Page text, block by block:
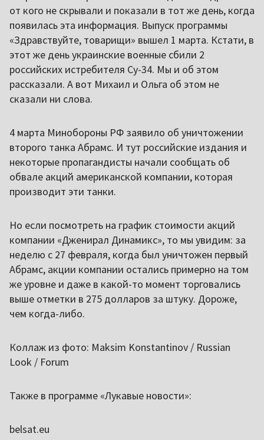
от кого не скрывали и показали в тот же день, когда
появилась эта информация. Выпуск программы
«Здравствуйте, товарищи» вышел 1 марта. Кстати, в
этот же день украинские военные сбили 2
российских истребителя Су-34. Мы и об этом
рассказали. А вот Михаил и Ольга об этом не
сказали ни слова.
4 марта Минобороны РФ заявило об уничтожении
второго танка Абрамс. И тут российские издания и
некоторые пропагандисты начали сообщать об
обвале акций американской компании, которая
производит эти танки.
Но если посмотреть на график стоимости акций
компании «Дженирал Динамикс», то мы увидим: за
неделю с 27 февраля, когда был уничтожен первый
Абрамс, акции компании остались примерно на том
же уровне и даже в какой-то момент торговались
выше отметки в 275 долларов за штуку. Дороже,
чем когда-либо.
Коллаж из фото: Maksim Konstantinov / Russian
Look / Forum
Также в программе «Лукавые новости»:
belsat.eu